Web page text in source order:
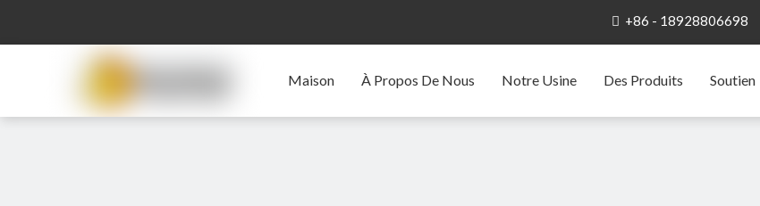
 +86 - 18928806698
Maison À Propos De Nous Notre Usine Des Produits Soutien